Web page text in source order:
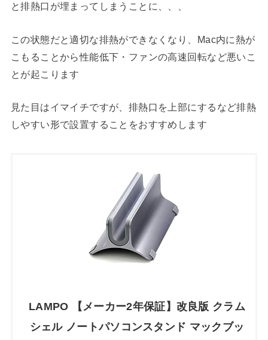
と排熱口が埋まってしまうことに、、、
この状態だと適切な排熱ができなくなり、Mac内に熱が
こもることから性能低下・ファンの高速回転など悪いこ
とが起こります
見た目はイマイチですが、排熱口を上部にするなど排熱
しやすい形で設置することをおすすめします
LAMPO 【メーカー2年保証】改良版 クラム
シェル ノートパソコンスタンド マックブッ